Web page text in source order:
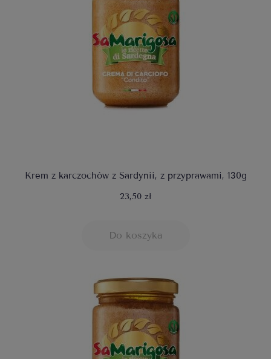
Krem z karczochów z Sardynii, z przyprawami, 130g
23,50 zł
Do koszyka